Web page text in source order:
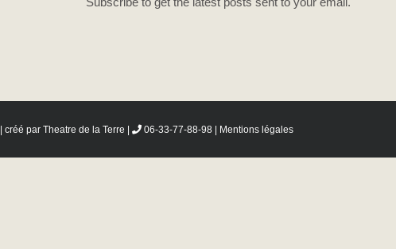
créé par Theatre de la Terre 06-33-77-88-98 | Mentions légales